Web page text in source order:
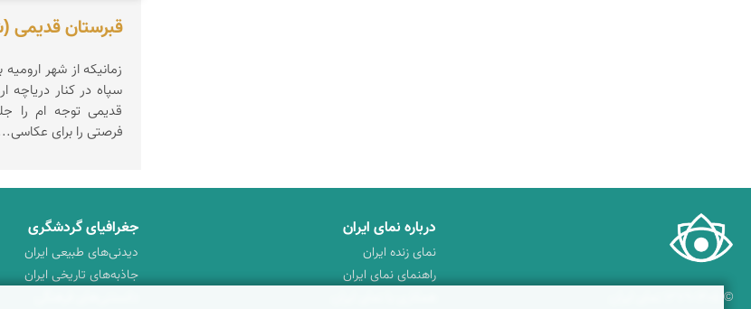
قبرستان قدیمی
زمانیکه از شهر
سپاه در کنار دریاچه
قدیمی توجه ام را
فرصتی را برای
© ۱۳۷۹-۱۴۰۵ نمای ایران
درباره نمای ایران
نمای زنده ایران
راهنمای نمای ایران
جغرافیای گردشگری
دیدنی‌های طبیعی ایران
جاذبه‌های تاریخی ایران